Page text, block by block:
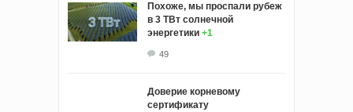
Похоже, мы проспали рубеж
в 3 ТВт солнечной
энергетики +1
49
Доверие корневому
сертификату